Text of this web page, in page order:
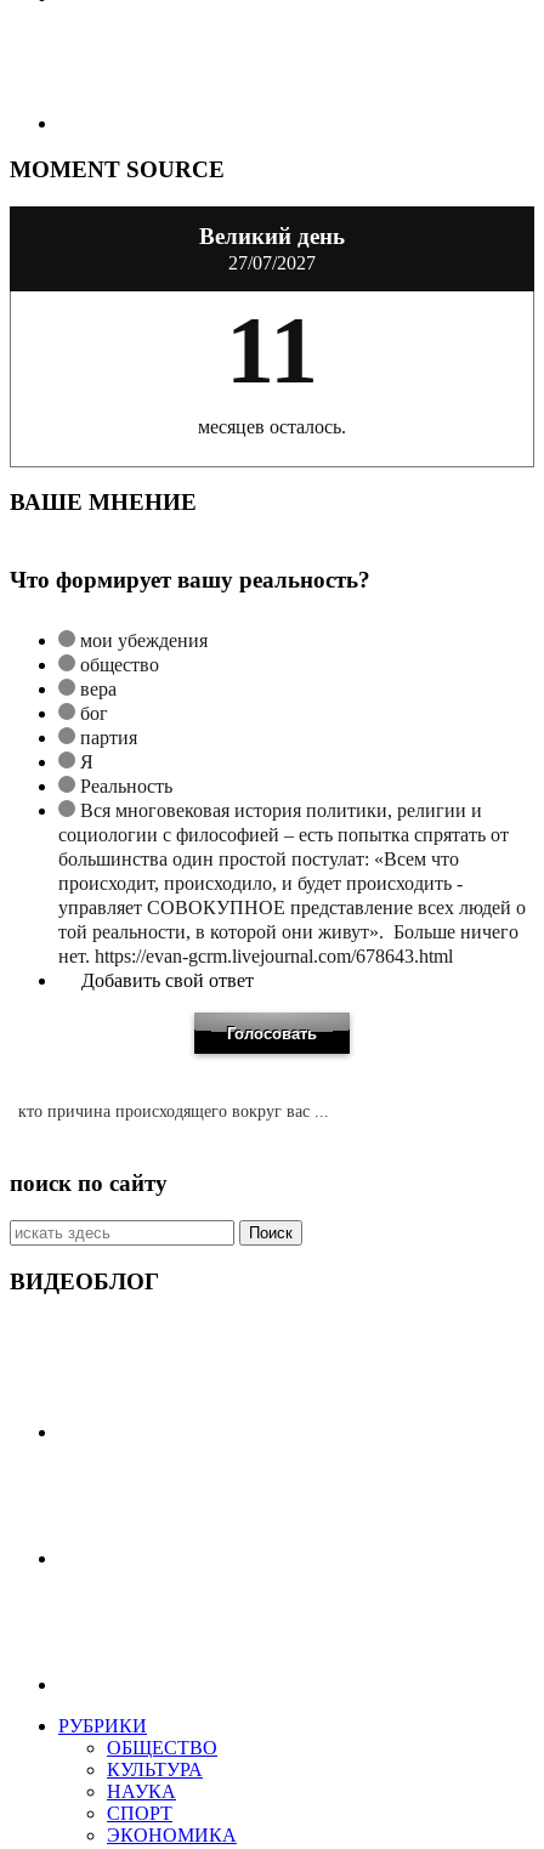
MOMENT SOURCE
Великий день
27/07/2027
11
месяцев осталось.
ВАШЕ МНЕНИЕ
Что формирует вашу реальность?
мои убеждения
общество
вера
бог
партия
Я
Реальность
Вся многовековая история политики, религии и
социологии с философией – есть попытка спрятать от
большинства один простой постулат: «Всем что
происходит, происходило, и будет происходить -
управляет СОВОКУПНОЕ представление всех людей о
той реальности, в которой они живут». Больше ничего
нет. https://evan-gcrm.livejournal.com/678643.html
Добавить свой ответ
кто причина происходящего вокруг вас ...
поиск по сайту
Искать:
ВИДЕОБЛОГ
РУБРИКИ
ОБЩЕСТВО
КУЛЬТУРА
НАУКА
СПОРТ
ЭКОНОМИКА